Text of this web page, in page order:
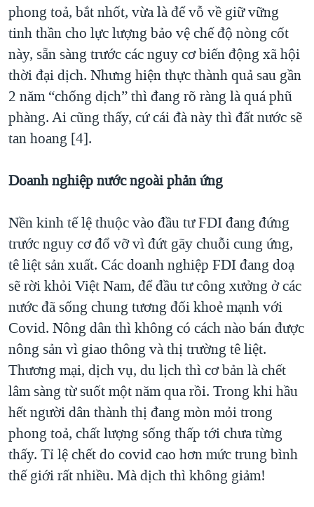
phong toả, bắt nhốt, vừa là để vỗ về giữ vững
tinh thần cho lực lượng bảo vệ chế độ nòng cốt
này, sẵn sàng trước các nguy cơ biến động xã hội
thời đại dịch. Nhưng hiện thực thành quả sau gần
2 năm “chống dịch” thì đang rõ ràng là quá phũ
phàng. Ai cũng thấy, cứ cái đà này thì đất nước sẽ
tan hoang [4].
Doanh nghiệp nước ngoài phản ứng
Nền kinh tế lệ thuộc vào đầu tư FDI đang đứng
trước nguy cơ đổ vỡ vì đứt gãy chuỗi cung ứng,
tê liệt sản xuất. Các doanh nghiệp FDI đang doạ
sẽ rời khỏi Việt Nam, để đầu tư công xưởng ở các
nước đã sống chung tương đối khoẻ mạnh với
Covid. Nông dân thì không có cách nào bán được
nông sản vì giao thông và thị trường tê liệt.
Thương mại, dịch vụ, du lịch thì cơ bản là chết
lâm sàng từ suốt một năm qua rồi. Trong khi hầu
hết người dân thành thị đang mòn mỏi trong
phong toả, chất lượng sống thấp tới chưa từng
thấy. Tỉ lệ chết do covid cao hơn mức trung bình
thế giới rất nhiều. Mà dịch thì không giảm!